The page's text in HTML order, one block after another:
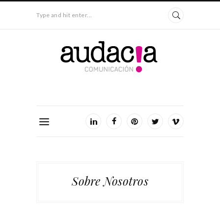
Type and hit enter...
Sobre Nosotros